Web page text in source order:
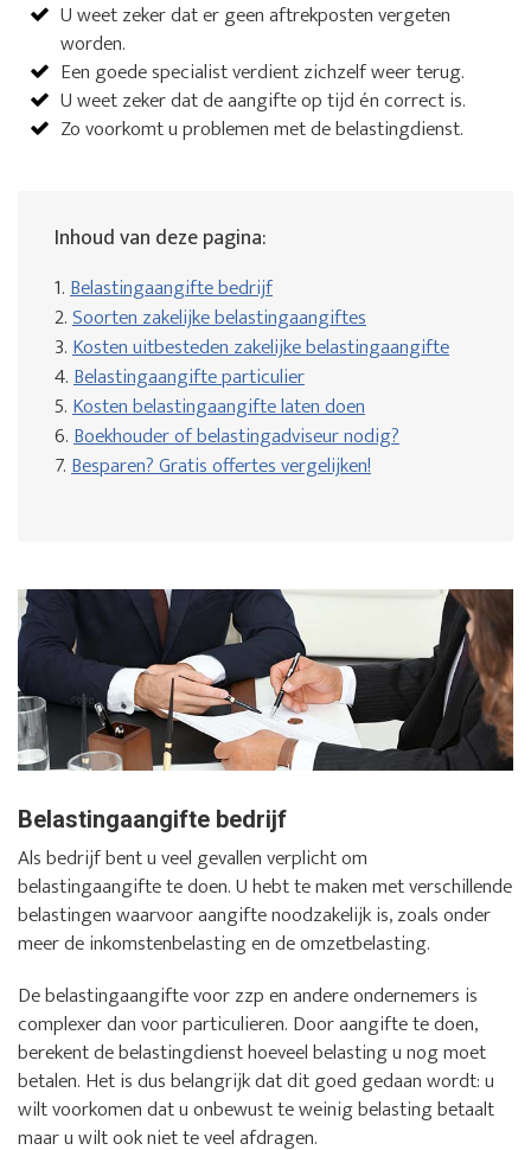
U weet zeker dat er geen aftrekposten vergeten
worden.
Een goede specialist verdient zichzelf weer terug.
U weet zeker dat de aangifte op tijd én correct is.
Zo voorkomt u problemen met de belastingdienst.
Inhoud van deze pagina:
1.Belastingaangifte bedrijf
2.Soorten zakelijke belastingaangiftes
3.Kosten uitbesteden zakelijke belastingaangifte
4.Belastingaangifte particulier
5.Kosten belastingaangifte laten doen
6.Boekhouder of belastingadviseur nodig?
7.Besparen? Gratis offertes vergelijken!
Belastingaangifte bedrijf
Als bedrijf bent u veel gevallen verplicht om
belastingaangifte te doen. U hebt te maken met verschillende
belastingen waarvoor aangifte noodzakelijk is, zoals onder
meer de inkomstenbelasting en de omzetbelasting.
De belastingaangifte voor zzp en andere ondernemers is
complexer dan voor particulieren. Door aangifte te doen,
berekent de belastingdienst hoeveel belasting u nog moet
betalen. Het is dus belangrijk dat dit goed gedaan wordt: u
wilt voorkomen dat u onbewust te weinig belasting betaalt
maar u wilt ook niet te veel afdragen.